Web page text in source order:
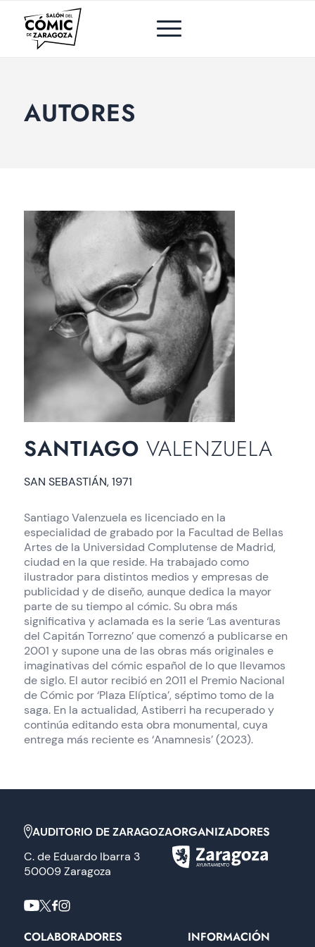
AUTORES
SANTIAGO VALENZUELA
SAN SEBASTIÁN, 1971
Santiago Valenzuela es licenciado en la
especialidad de grabado por la Facultad de Bellas
Artes de la Universidad Complutense de Madrid,
ciudad en la que reside. Ha trabajado como
ilustrador para distintos medios y empresas de
publicidad y de diseño, aunque dedica la mayor
parte de su tiempo al cómic. Su obra más
significativa y aclamada es la serie ‘Las aventuras
del Capitán Torrezno’ que comenzó a publicarse en
2001 y supone una de las obras más originales e
imaginativas del cómic español de lo que llevamos
de siglo. El autor recibió en 2011 el Premio Nacional
de Cómic por ‘Plaza Elíptica’, séptimo tomo de la
saga. En la actualidad, Astiberri ha recuperado y
continúa editando esta obra monumental, cuya
entrega más reciente es ‘Anamnesis’ (2023).
AUDITORIO DE ZARAGOZA
C. de Eduardo Ibarra 3
50009 Zaragoza
ORGANIZADORES
COLABORADORES INFORMACIÓN